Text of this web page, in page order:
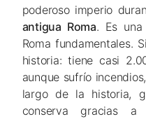
poderoso imperio
antigua Roma. Es
Roma fundamentales.
historia: tiene casi
aunque sufrío
largo de la historia,
conserva gracias